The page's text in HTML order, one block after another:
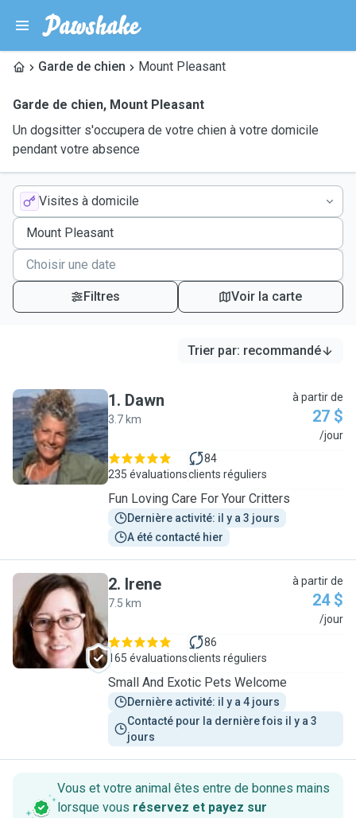
Garde de chien Mount Pleasant
Garde de chien, Mount Pleasant
Un dogsitter s'occupera de votre chien à votre domicile
pendant votre absence
Visites à domicile
Filtres Voir la carte
Trier par: recommandé
D
1. Dawn
3.7 km
à partir de
27 $
/jour
235 évaluations
84
clients réguliers
Fun Loving Care For Your Critters
Dernière activité: il y a 3 jours
A été contacté hier
I
2. Irene
7.5 km
à partir de
24 $
/jour
165 évaluations
86
clients réguliers
Small And Exotic Pets Welcome
Dernière activité: il y a 4 jours
Contacté pour la dernière fois il y a 3
jours
Vous et votre animal êtes entre de bonnes mains
lorsque vous réservez et payez sur